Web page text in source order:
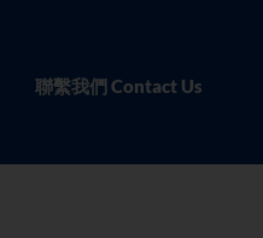
聯繫我們 Contact Us